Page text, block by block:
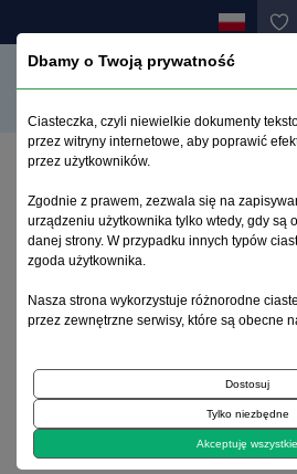
Psychiatry and
Neurology /
Psychiatrii i
Dbamy o Twoją prywatność
Ciasteczka, czyli niewielkie dokumenty
przez witryny internetowe, aby poprawić
przez użytkowników.
Zgodnie z prawem, zezwala się na
urządzeniu użytkownika tylko wtedy, gdy są
danej strony. W przypadku innych typów
zgoda użytkownika.
Nasza strona wykorzystuje różnorodne
przez zewnętrzne serwisy, które są obecne
Dostosuj
Tylko niezbędne
Akceptuję wszystkie